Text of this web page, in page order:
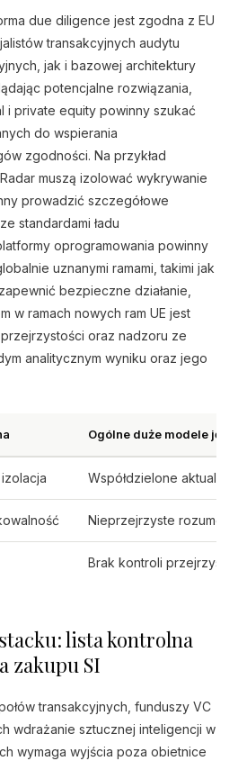
due diligence jest zgodna z EU
transakcyjnych audytu
jak i bazowej architektury
potencjalne rozwiązania,
i private equity powinny szukać
do wspierania
zgodności. Na przykład
muszą izolować wykrywanie
prowadzić szczegółowe
standardami ładu
oprogramowania powinny
uznanymi ramami, takimi jak
bezpieczne działanie,
w ramach nowych ram UE jest
oraz nadzoru ze
analitycznym wyniku oraz jego
Ogólne duże modele
Współdzielone
Nieprzejrzyste
Brak kontroli
lista kontrolna
zakupu SI
transakcyjnych, funduszy VC
wdrażanie sztucznej inteligencji w
wymaga wyjścia poza obietnice